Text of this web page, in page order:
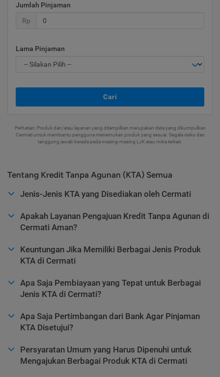
Jumlah Pinjaman
Rp
Lama Pinjaman
Cari
Perhatian: Produk dan/atau layanan yang ditampilkan merupakan data yang dikumpulkan
Cermati untuk membantu pengguna menemukan produk yang sesuai. Segala risiko dan
tanggung jawab berada pada masing-masing LJK atau mitra terkait.
Tentang Kredit Tanpa Agunan (KTA) Semua
Jenis-Jenis KTA yang Disediakan oleh Cermati
Apakah Layanan Pengajuan Kredit Tanpa Agunan di
Cermati Aman?
Keuntungan Jika Memiliki Berbagai Jenis Produk
KTA di Cermati
Apa Saja Pembiayaan yang Tepat untuk Berbagai
Jenis KTA di Cermati?
Apa Saja Pertimbangan dari Bank Agar Pinjaman
KTA Disetujui?
Persyaratan Umum yang Harus Dipenuhi untuk
Mengajukan Berbagai Produk KTA di Cermati